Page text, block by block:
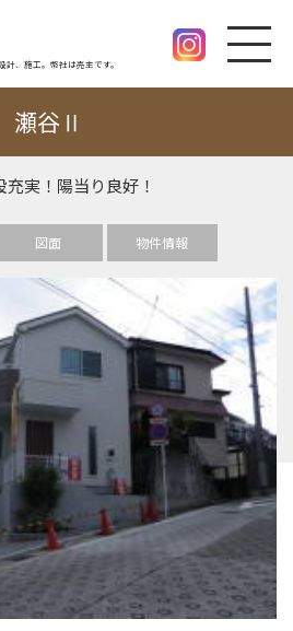
、施工。幣社は売主です。
瀬谷Ⅱ
充実！陽当り良好！
図面 物件情報